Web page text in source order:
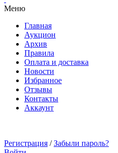
Меню
Главная
Аукцион
Архив
Правила
Оплата и доставка
Новости
Избранное
Отзывы
Контакты
Аккаунт
Регистрация / Забыли пароль?